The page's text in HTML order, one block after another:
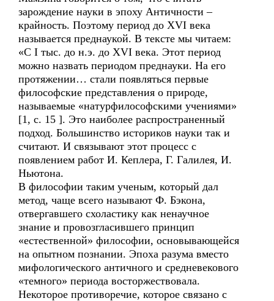
зарождение науки в эпоху Античности –
крайность. Поэтому период до XVI века
называется преднаукой. В тексте мы читаем:
«С I тыс. до н.э. до XVI века. Этот период
можно назвать периодом преднауки. На его
протяжении… стали появляться первые
философские представления о природе,
называемые «натурфилософскими учениями»
[1, с. 15 ]. Это наиболее распространенный
подход. Большинство историков науки так и
считают. И связывают этот процесс с
появлением работ И. Кеплера, Г. Галилея, И.
Ньютона.
В философии таким ученым, который дал
метод, чаще всего называют Ф. Бэкона,
отвергавшего схоластику как ненаучное
знание и провозгласившего принцип
«естественной» философии, основывающейся
на опытном познании. Эпоха разума вместо
мифологического античного и средневекового
«темного» периода восторжествовала.
Некоторое противоречие, которое связано с